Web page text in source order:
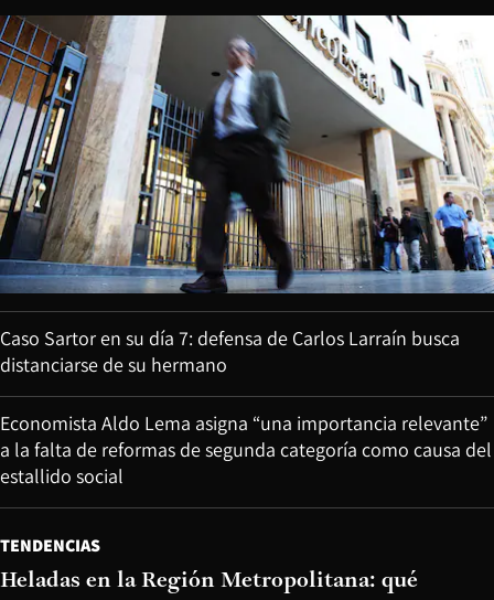
Caso Sartor en su día 7: defensa de Carlos Larraín busca
distanciarse de su hermano
Economista Aldo Lema asigna “una importancia relevante”
a la falta de reformas de segunda categoría como causa del
estallido social
TENDENCIAS
Heladas en la Región Metropolitana: qué